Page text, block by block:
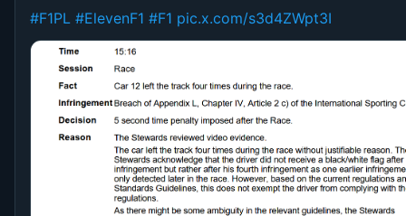
#F1PL #ElevenF1 #F1 pic.x.com/s3d4ZWpt3I